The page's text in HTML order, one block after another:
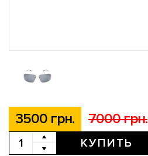
3500 грн. 7000 грн.
КУПИТЬ